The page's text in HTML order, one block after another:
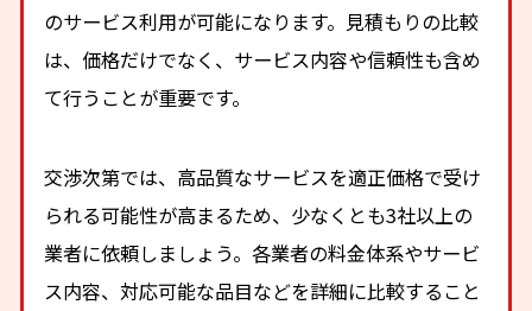
のサービス利用が可能になります。見積もりの比較
は、価格だけでなく、サービス内容や信頼性も含め
て行うことが重要です。
交渉次第では、高品質なサービスを適正価格で受け
られる可能性が高まるため、少なくとも3社以上の
業者に依頼しましょう。各業者の料金体系やサービ
ス内容、対応可能な品目などを詳細に比較すること